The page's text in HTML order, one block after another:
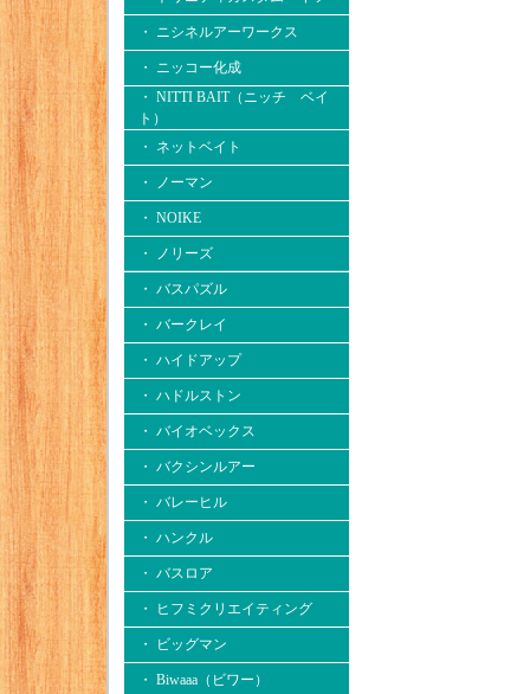
・ ニシネルアーワークス
・ ニッコー化成
・ NITTI BAIT（ニッチ ベイ
ト）
・ ネットベイト
・ ノーマン
・ NOIKE
・ ノリーズ
・ バスパズル
・ バークレイ
・ ハイドアップ
・ ハドルストン
・ バイオベックス
・ バクシンルアー
・ バレーヒル
・ ハンクル
・ バスロア
・ ヒフミクリエイティング
・ ビッグマン
・ Biwaaa（ビワー）